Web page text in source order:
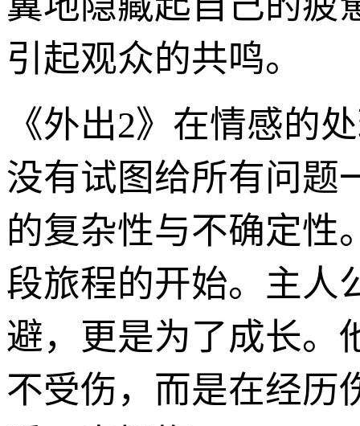
引起观众的共鸣。
《外出2》在情感的
没有试图给所有问题
的复杂性与不确定性
段旅程的开始。主人
避，更是为了成长。
不受伤，而是在经历